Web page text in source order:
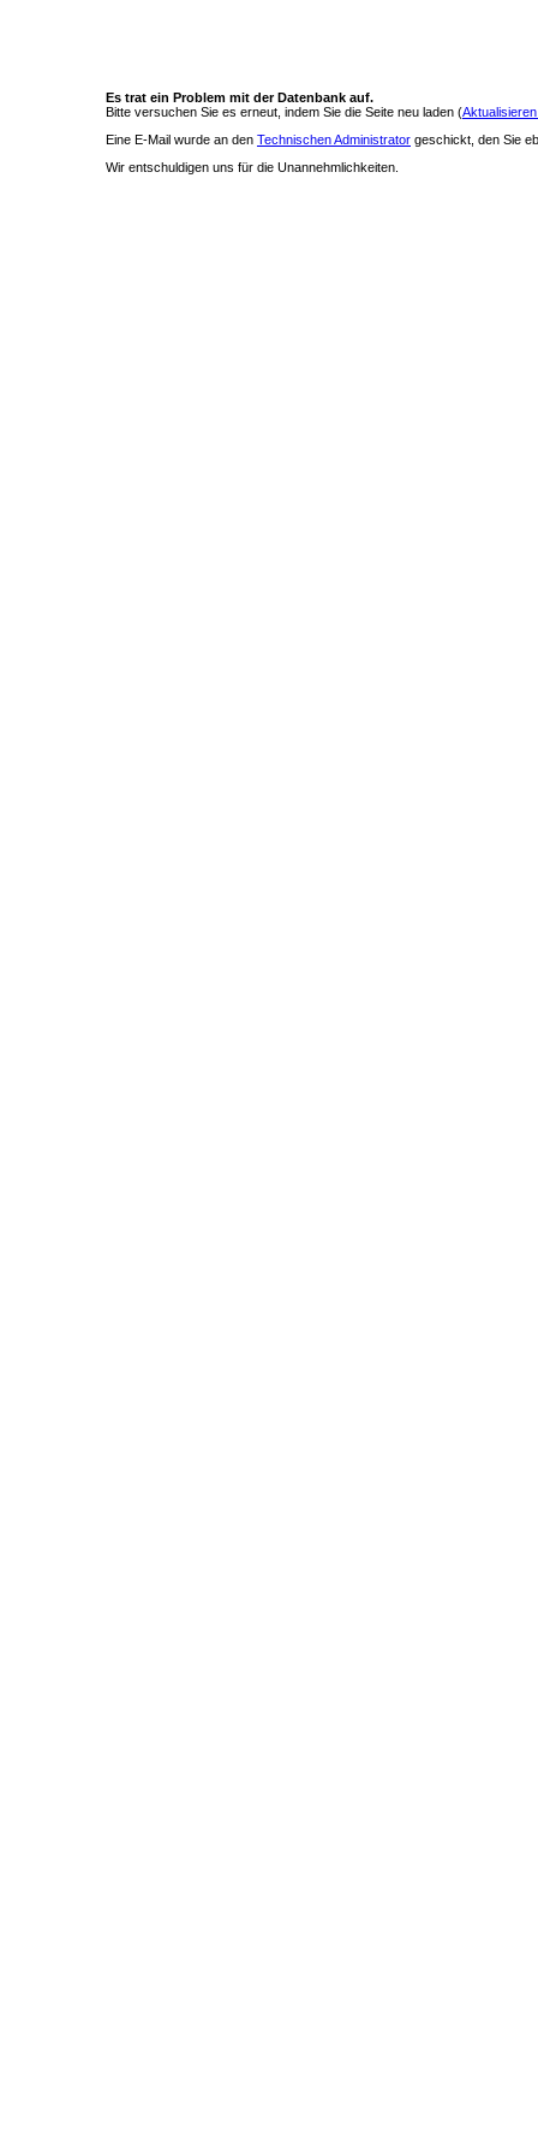
Es trat ein Problem mit der Datenbank auf.
Bitte versuchen Sie es erneut, indem Sie die Seite neu laden (
Eine E-Mail wurde an den Technischen Administrator geschickt, den Sie
Wir entschuldigen uns für die Unannehmlichkeiten.